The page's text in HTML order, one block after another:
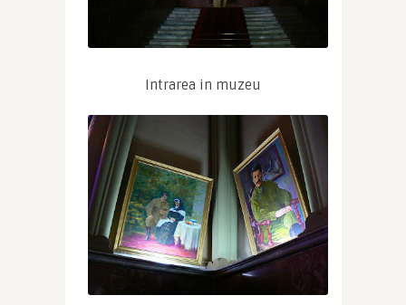
Intrarea in muzeu